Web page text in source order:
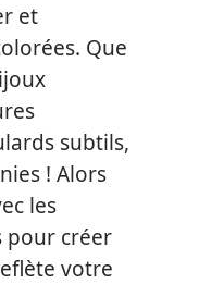
et
Que
subtils,
! Alors
les
pour créer
votre